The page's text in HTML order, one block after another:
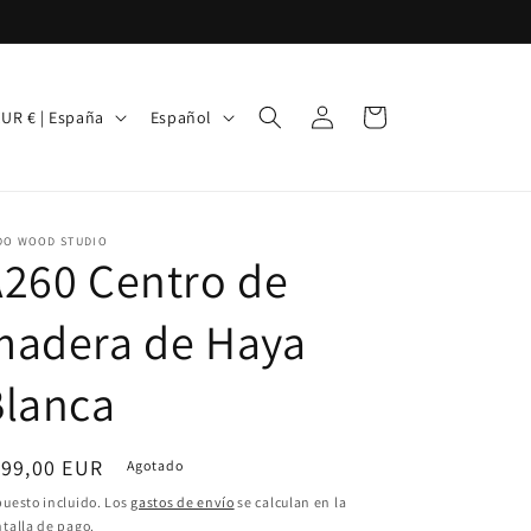
EUR € | España
a
Español
Iniciar
sesión
Carrito
WOOD STUDIO
Centro de
de Haya
EUR Agotado
incluido. Los gastos de envío se calculan en la
de pago.